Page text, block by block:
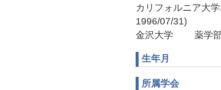
カリフォルニア大
1996/07/31)
金沢大学 薬学部
生年月
所属学会